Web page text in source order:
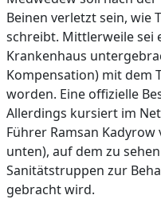
Beinen verletzt sein, wie
schreibt. Mittlerweile sei
Krankenhaus
Kompensation) mit dem
worden. Eine offizielle
Allerdings kursiert im
Führer Ramsan
unten), auf dem zu
Sanitätstruppen zur
gebracht wird.